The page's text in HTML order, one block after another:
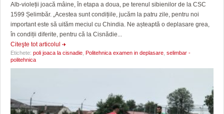
Alb-violeții joacă mâine, în etapa a doua, pe terenul sibienilor de la CSC
1599 Șelimbăr. „Acestea sunt condițiile, jucăm la patru zile, pentru noi
important este să uităm meciul cu Chindia. Ne așteaptă o deplasare grea,
în condiții diferite, pentru că la Cisnădie...
Citeşte tot articolul
Etichete: poli joaca la cisnadie Politehnica examen in deplasare selimbar -
politehnica